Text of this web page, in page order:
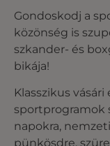
Gondoskodj a
közönség is
szkander- és
bikája!
Klasszikus
sportprogramok
napokra,
pünkösdre,